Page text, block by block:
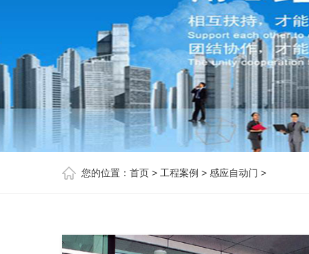
您的位置： 首页 > 工程案例 > 感应自动门 >